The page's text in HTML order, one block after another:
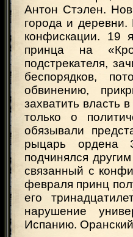
Антон Стэлен.
города и
конфискации. 19
принца на
подстрекателя,
беспорядков,
обвинению,
захватить власть
только о
обязывали
рыцарь ордена
подчинялся
связанный с
февраля принц
его
нарушение
Испанию.